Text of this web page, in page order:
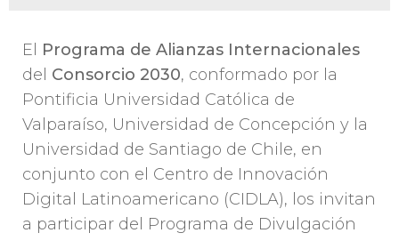
El Programa de Alianzas Internacionales
del Consorcio 2030, conformado por la
Pontificia Universidad Católica de
Valparaíso, Universidad de Concepción y la
Universidad de Santiago de Chile, en
conjunto con el Centro de Innovación
Digital Latinoamericano (CIDLA), los invitan
a participar del Programa de Divulgación